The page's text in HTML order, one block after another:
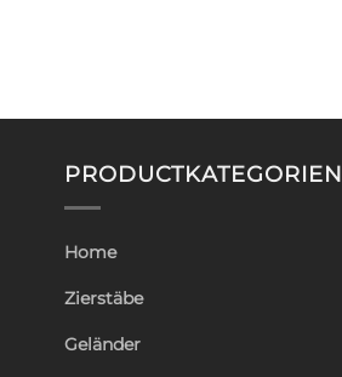
PRODUCTKATEGORIEN
Home
Zierstäbe
Geländer